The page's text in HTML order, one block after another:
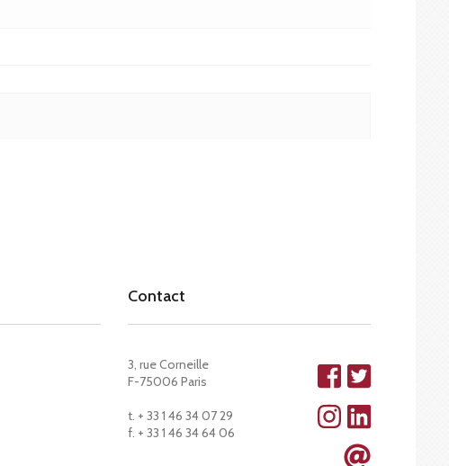
Contact
3, rue Corneille
F-75006 Paris
t. + 33 1 46 34 07 29
f. + 33 1 46 34 64 06